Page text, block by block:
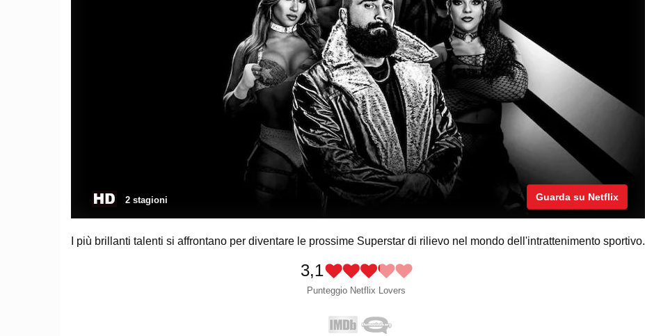
2 stagioni Guarda su Netflix
I più brillanti talenti si affrontano per diventare le prossime Superstar di rilievo nel mondo dell'intrattenimento sportivo.
3,1
Punteggio Netflix Lovers